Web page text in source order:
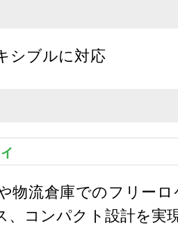
シブルに対応
物流倉庫でのフリー
コンパクト設計を実現